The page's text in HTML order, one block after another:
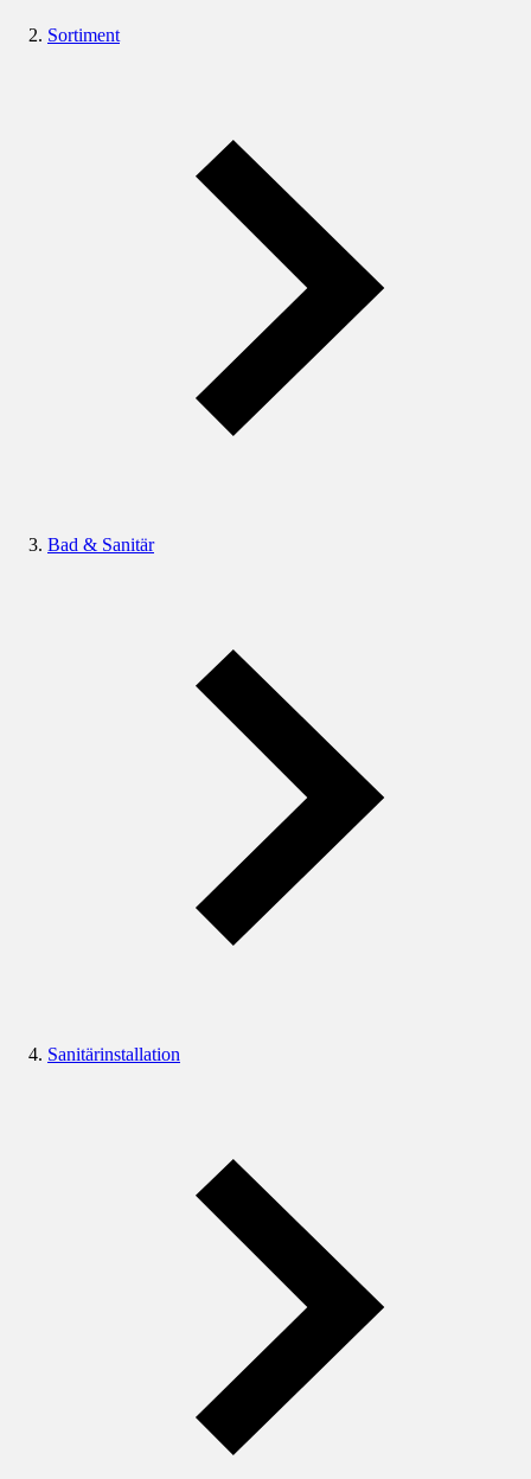
Sortiment
Bad & Sanitär
Sanitärinstallation